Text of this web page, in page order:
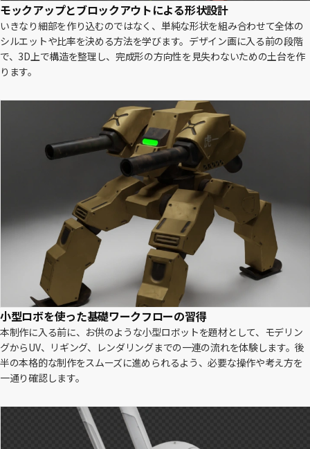
モックアップとブロックアウトによる形状設計
いきなり細部を作り込むのではなく、単純な形状を組み合わせて全体の
シルエットや比率を決める方法を学びます。デザイン画に入る前の段階
で、3D上で構造を整理し、完成形の方向性を見失わないための土台を作
ります。
小型ロボを使った基礎ワークフローの習得
本制作に入る前に、お供のような小型ロボットを題材として、モデリン
グからUV、リギング、レンダリングまでの一連の流れを体験します。後
半の本格的な制作をスムーズに進められるよう、必要な操作や考え方を
一通り確認します。